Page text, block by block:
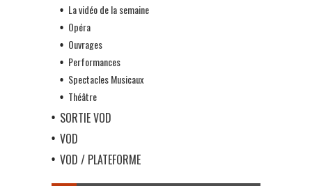
La vidéo de la semaine
Opéra
Ouvrages
Performances
Spectacles Musicaux
Théâtre
SORTIE VOD
VOD
VOD / PLATEFORME